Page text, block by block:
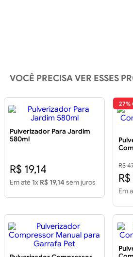
VOCÊ PRECISA VER ESSES
Pulverizador Para Jardim
580ml
R$ 19,14
Em até 1x R$ 19,14 sem juros
27%
R$
Em